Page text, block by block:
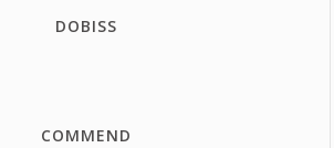
DOBISS
COMMEND